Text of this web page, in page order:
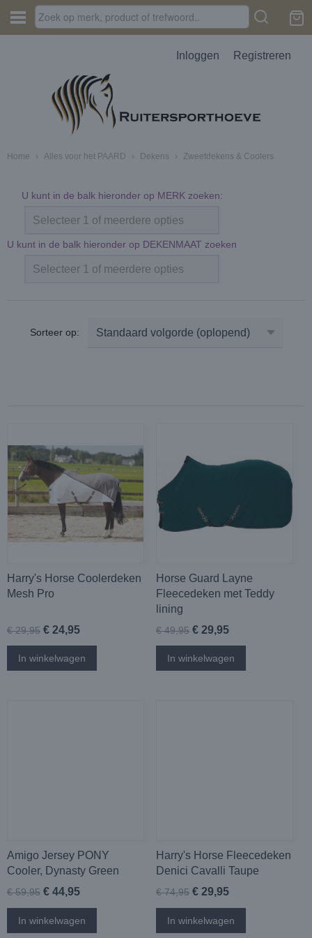
Inloggen Registreren
Home › Alles voor het PAARD › Dekens › Zweetdekens & Coolers
U kunt in de balk hieronder op MERK zoeken:
Selecteer 1 of meerdere opties
U kunt in de balk hieronder op DEKENMAAT zoeken
Selecteer 1 of meerdere opties
Sorteer op:
Harry's Horse Coolerdeken
Mesh Pro
€ 29,95 € 24,95
In winkelwagen
Horse Guard Layne
Fleecedeken met Teddy
lining
€ 49,95 € 29,95
In winkelwagen
Amigo Jersey PONY
Cooler, Dynasty Green
€ 59,95 € 44,95
In winkelwagen
Harry's Horse Fleecedeken
Denici Cavalli Taupe
€ 74,95 € 29,95
In winkelwagen